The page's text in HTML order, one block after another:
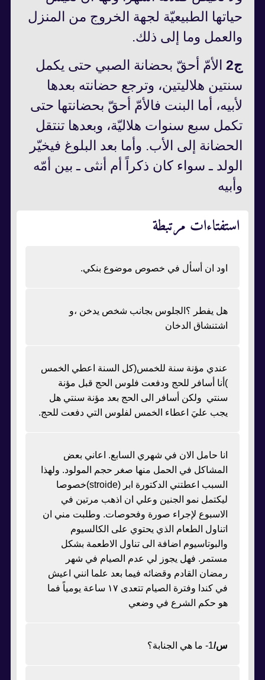
حياتها الطبيعيّة لجهة الخروج من المنزل
والعمل وما إلى ذلك.
ج2 الأمّ أحقّ بحضانة الصبي حتى يكمل
سنتين هلاليتين، وترجع حضانته بعدها
لأبيه، أما البنت فالأمّ أحقّ بحضانتها حتى
تكمل سبع سنوات هلاليّة، وبعدها تنتقل
الحضانة إلى الأب. وأما بعد البلوغ فيخيّر
الولد ـ سواء كان ذكراً أم أنثى ـ بين أمّه
وأبيه
استفتاءات مرتبطة
اود ان أسأل في خصوص موضوع بنكي.
هل يفطر ؟الجلوس بجانب شخص يدخن ،و
اشتنشاق الدخان
عندي مؤنة سنة للخمس(كل السنة اعطي الخمس
)أنا أسافر للحج ودفعت فلوس الحج قبل مؤنة
سنتي ولكن أسافر الى الحج بعد مؤنة سنتي هل
يجب عليَ اعطاء الخمس لفلوس التي دفعت للحج.
انا حامل الان في شهري السابع. اعاني بعض
المشاكل في الحمل منها صغر حجم المولود. ولهذا
السبب اعطتني الدكتورة ابر (stroide)خصوصا
ليكتمل نمو الجنين وعلي ان اذهب مرتين في
الاسبوع لإجراء صورة وفحوصات. وطلبت مني ان
اتناول الطعام الذي يحتوي على الكالسيوم
والبوتاسيوم اضافة الى تناول الاطعمة بشكل
مستمر. فهل يجوز لي عدم الصيام في شهر
رمضان القادم وقضائه فيما بعد علما انني اعيش
في كندا وفترة الصيام تتعدى ١٧ ساعة يومياً فما
هو حكم الشرع في وضعي
س/1- ما هي الجنابة؟